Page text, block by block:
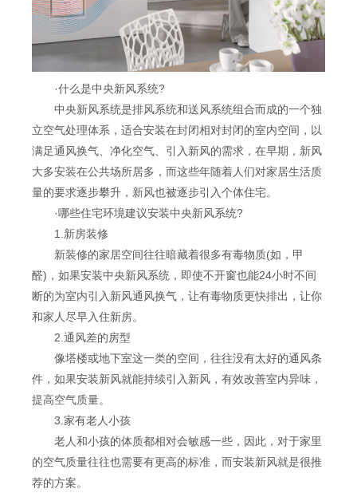
·什么是中央新风系统?
中央新风系统是排风系统和送风系统组合而成的一个独
立空气处理体系，适合安装在封闭相对封闭的室内空间，以
满足通风换气、净化空气、引入新风的需求，在早期，新风
大多安装在公共场所居多，而这些年随着人们对家居生活质
量的要求逐步攀升，新风也被逐步引入个体住宅。
·哪些住宅环境建议安装中央新风系统?
1.新房装修
新装修的家居空间往往暗藏着很多有毒物质(如，甲
醛)，如果安装中央新风系统，即使不开窗也能24小时不间
断的为室内引入新风通风换气，让有毒物质更快排出，让你
和家人尽早入住新房。
2.通风差的房型
像塔楼或地下室这一类的空间，往往没有太好的通风条
件，如果安装新风就能持续引入新风，有效改善室内异味，
提高空气质量。
3.家有老人小孩
老人和小孩的体质都相对会敏感一些，因此，对于家里
的空气质量往往也需要有更高的标准，而安装新风就是很推
荐的方案。